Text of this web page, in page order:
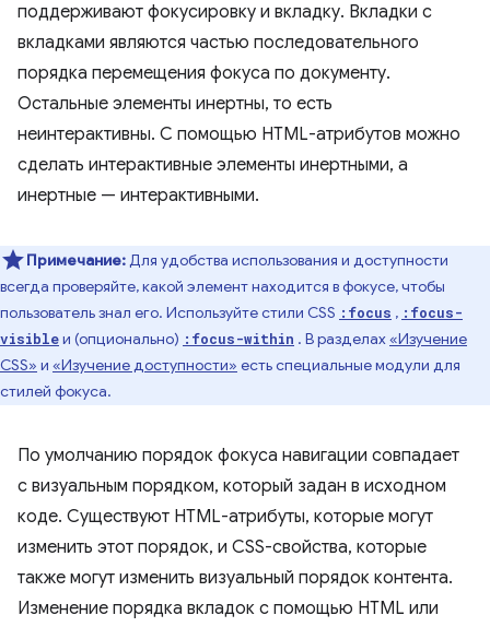
поддерживают фокусировку и вкладку. Вкладки с
вкладками являются частью последовательного
порядка перемещения фокуса по документу.
Остальные элементы инертны, то есть
неинтерактивны. С помощью HTML-атрибутов можно
сделать интерактивные элементы инертными, а
инертные — интерактивными.
Примечание:Для удобства использования и доступности
всегда проверяйте, какой элемент находится в фокусе, чтобы
пользователь знал его. Используйте стили CSS :focus , :focus-
visibleи (опционально) :focus-within . В разделах«Изучение
CSS» и «Изучение доступности» есть специальные модули для
стилей фокуса.
По умолчанию порядок фокуса навигации совпадает
с визуальным порядком, который задан в исходном
коде. Существуют HTML-атрибуты, которые могут
изменить этот порядок, и CSS-свойства, которые
также могут изменить визуальный порядок контента.
Изменение порядка вкладок с помощью HTML или